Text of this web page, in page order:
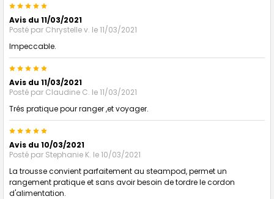
5
Avis du 11/03/2021
Posté par Chrystelle v. le 11/03/2021
Impeccable.
5
Avis du 11/03/2021
Posté par Claudine C. le 11/03/2021
Trés pratique pour ranger ,et voyager.
5
Avis du 10/03/2021
Posté par Stephanie K. le 10/03/2021
La trousse convient parfaitement au steampod, permet un
rangement pratique et sans avoir besoin de tordre le cordon
d'alimentation.